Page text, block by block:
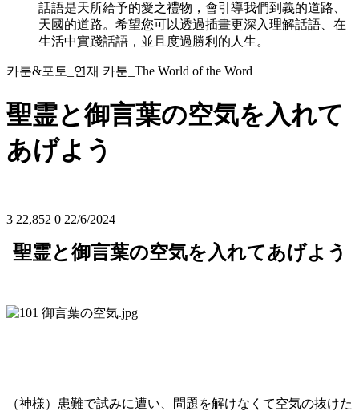
話語是天所給予的愛之禮物，會引導我們到義的道路、
天國的道路。希望您可以透過插畫更深入理解話語、在
生活中實踐話語，並且度過勝利的人生。
카툰&포토_연재 카툰_The World of the Word
聖霊と御言葉の空気を入れて
あげよう
3 22,852 0 22/6/2024
聖霊と御言葉の空気を入れてあげよう
（神様）患難で試みに遭い、問題を解けなくて空気の抜けた